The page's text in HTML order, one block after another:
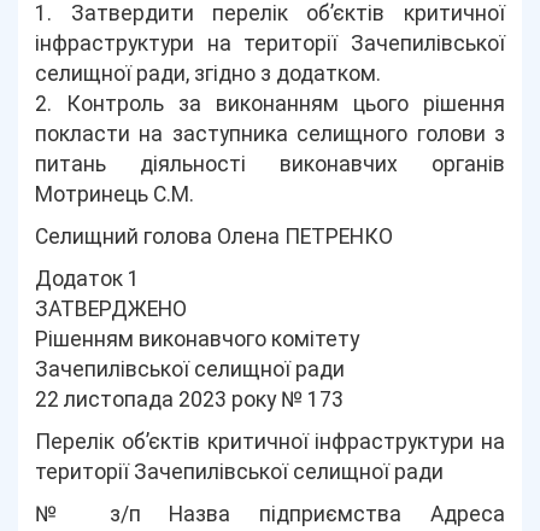
1. Затвердити перелік об’єктів критичної
інфраструктури на території Зачепилівської
селищної ради, згідно з додатком.
2. Контроль за виконанням цього рішення
покласти на заступника селищного голови з
питань діяльності виконавчих органів
Мотринець С.М.
Селищний голова Олена ПЕТРЕНКО
Додаток 1
ЗАТВЕРДЖЕНО
Рішенням виконавчого комітету
Зачепилівської селищної ради
22 листопада 2023 року № 173
Перелік об’єктів критичної інфраструктури на
території Зачепилівської селищної ради
№ з/п Назва підприємства Адреса